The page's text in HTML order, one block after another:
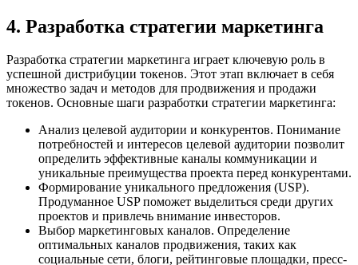
4. Разработка стратегии маркетинга
Разработка стратегии маркетинга играет ключевую роль в
успешной дистрибуции токенов. Этот этап включает в себя
множество задач и методов для продвижения и продажи
токенов. Основные шаги разработки стратегии маркетинга:
Анализ целевой аудитории и конкурентов. Понимание
потребностей и интересов целевой аудитории позволит
определить эффективные каналы коммуникации и
уникальные преимущества проекта перед конкурентами.
Формирование уникального предложения (USP).
Продуманное USP поможет выделиться среди других
проектов и привлечь внимание инвесторов.
Выбор маркетинговых каналов. Определение
оптимальных каналов продвижения, таких как
социальные сети, блоги, рейтинговые площадки, пресс-